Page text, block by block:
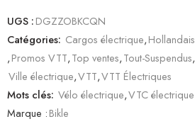
UGS :DGZZOBKCQN
Catégories: Cargos électrique,Hollandais
,Promos VTT,Top ventes,Tout-Suspendus,
Ville électrique,VTT,VTT Électriques
Mots clés: Vélo électrique,VTC électrique
Marque :Bikle